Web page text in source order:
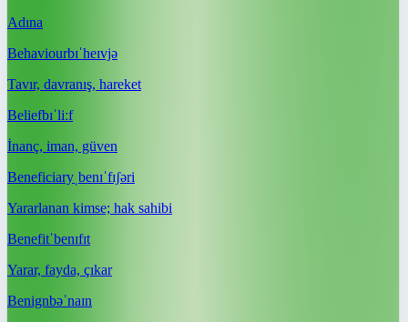
Adına
Behaviourbɪˈheɪvjə
Tavır, davranış, hareket
Beliefbɪˈliːf
İnanç, iman, güven
Beneficiary ˌbenɪˈfɪʃəri
Yararlanan kimse; hak sahibi
Benefitˈbenɪfɪt
Yarar, fayda, çıkar
Benignbəˈnaɪn